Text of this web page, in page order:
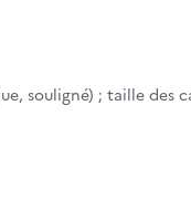
souligné) ; taille des